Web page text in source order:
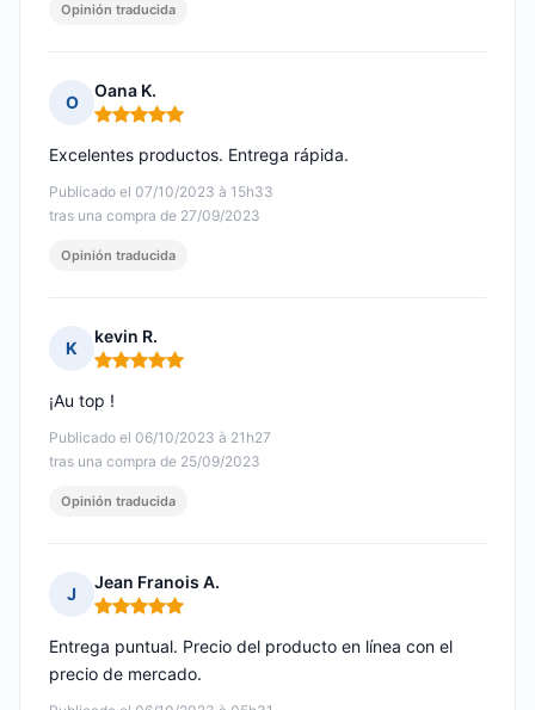
Opinión traducida
O
Oana K.
Nota: 5 de 5
Publicado el 07/10/2023 à 15h33
tras una compra de 27/09/2023
Excelentes productos. Entrega rápida.
Opinión traducida
K
kevin R.
Nota: 5 de 5
Publicado el 06/10/2023 à 21h27
tras una compra de 25/09/2023
¡Au top !
Opinión traducida
J
Jean Franois A.
Nota: 5 de 5
Entrega puntual. Precio del producto en línea con el
precio de mercado.